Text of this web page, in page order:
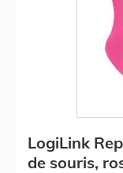
LogiLink
de souris,